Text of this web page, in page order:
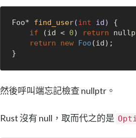
Foo* find_user(int id)
{
if (id < 0) return
return
new Foo (id);
然後呼叫端忘記檢查 nullptr。
Rust 沒有 null，取而代之的是